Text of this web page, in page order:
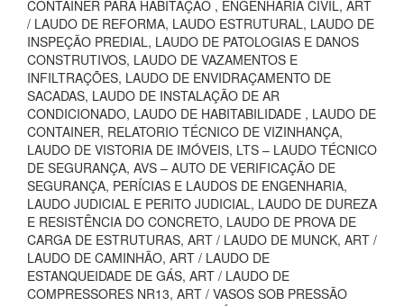
CONTAINER PARA HABITAÇÃO , ENGENHARIA CIVIL, ART
/ LAUDO DE REFORMA, LAUDO ESTRUTURAL, LAUDO DE
INSPEÇÃO PREDIAL, LAUDO DE PATOLOGIAS E DANOS
CONSTRUTIVOS, LAUDO DE VAZAMENTOS E
INFILTRAÇÕES, LAUDO DE ENVIDRAÇAMENTO DE
SACADAS, LAUDO DE INSTALAÇÃO DE AR
CONDICIONADO, LAUDO DE HABITABILIDADE , LAUDO DE
CONTAINER, RELATORIO TÉCNICO DE VIZINHANÇA,
LAUDO DE VISTORIA DE IMÓVEIS, LTS – LAUDO TÉCNICO
DE SEGURANÇA, AVS – AUTO DE VERIFICAÇÃO DE
SEGURANÇA, PERÍCIAS E LAUDOS DE ENGENHARIA,
LAUDO JUDICIAL E PERITO JUDICIAL, LAUDO DE DUREZA
E RESISTÊNCIA DO CONCRETO, LAUDO DE PROVA DE
CARGA DE ESTRUTURAS, ART / LAUDO DE MUNCK, ART /
LAUDO DE CAMINHÃO, ART / LAUDO DE
ESTANQUEIDADE DE GÁS, ART / LAUDO DE
COMPRESSORES NR13, ART / VASOS SOB PRESSÃO